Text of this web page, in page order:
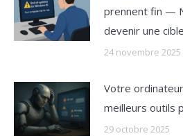
prennent fin —
devenir une cible
24 novembre 2025
Votre
meilleurs outils
29 octobre 2025